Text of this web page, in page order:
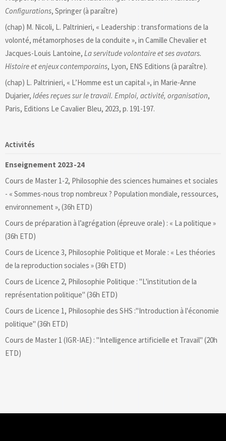
Configurations, Springer (à paraître)
(chap) M. Nicoli, L. Paltrinieri, « Leadership : transformations de la
volonté, métamorphoses de la conduite », in Camille Chevalier et
Jacques-Louis Lantoine, La servitude volontaire et ses avatars.
Histoire et enjeux contemporains, Lyon, ENS Editions (à paraître).
(chap) L. Paltrinieri, « L’Homme est un capital », in Marie-Anne
Dujarier, Idées reçues sur le travail. Emploi, activité, organisation,
Paris, Editions Le Cavalier Bleu, 2023, p. 191-197.
Activités
Enseignement 2023-24
Cours de Master 1-2, Philosophie des sciences humaines et sociales
- « Sommes-nous trop nombreux ? Population mondiale, ressources,
environnement », (36h ETD)
Cours de préparation à l’agrégation (épreuve orale) : « La politique »
(36h ETD)
Cours de Licence 3, Philosophie Politique et Morale : « Les théories
de la reproduction sociales » (36h ETD)
Cours de Licence 2, Philosophie Politique : "L'institution de la
représentation politique" (36h ETD)
Cours de Licence 1, Philosophie des SHS :"Introduction à l'économie
politique" (36h ETD)
Cours de Master 1 (IGR-IAE) : "Intelligence artificielle et Travail" (20h
ETD)